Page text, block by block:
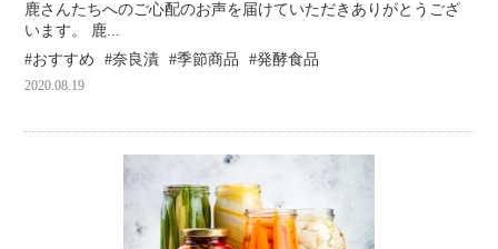
鹿さんたちへのご心配のお声を届けていただきありがとうござ
います。 鹿...
おすすめ
奈良漬 季節商品 発酵食品
2020.08.19